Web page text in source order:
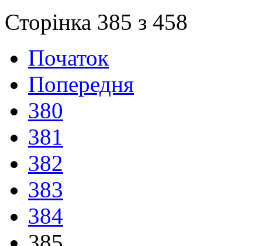
Сторінка 385 з 458
Початок
Попередня
380
381
382
383
384